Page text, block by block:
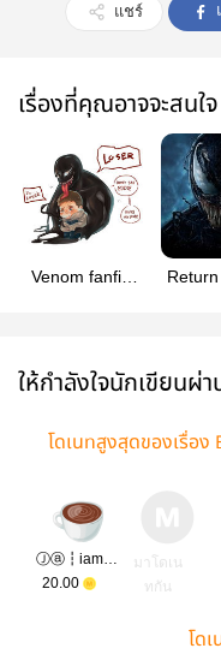
แชร์
เรื่องที่คุณอาจจะสนใจ
Venom fanfic
ให้กำลังใจนักเขียนผ่า
โดเนทสูงสุดของเรื่อง
Ⓙⓐ┇iamy᯽kun
20.00
มาโดเน
ทกัน
โด